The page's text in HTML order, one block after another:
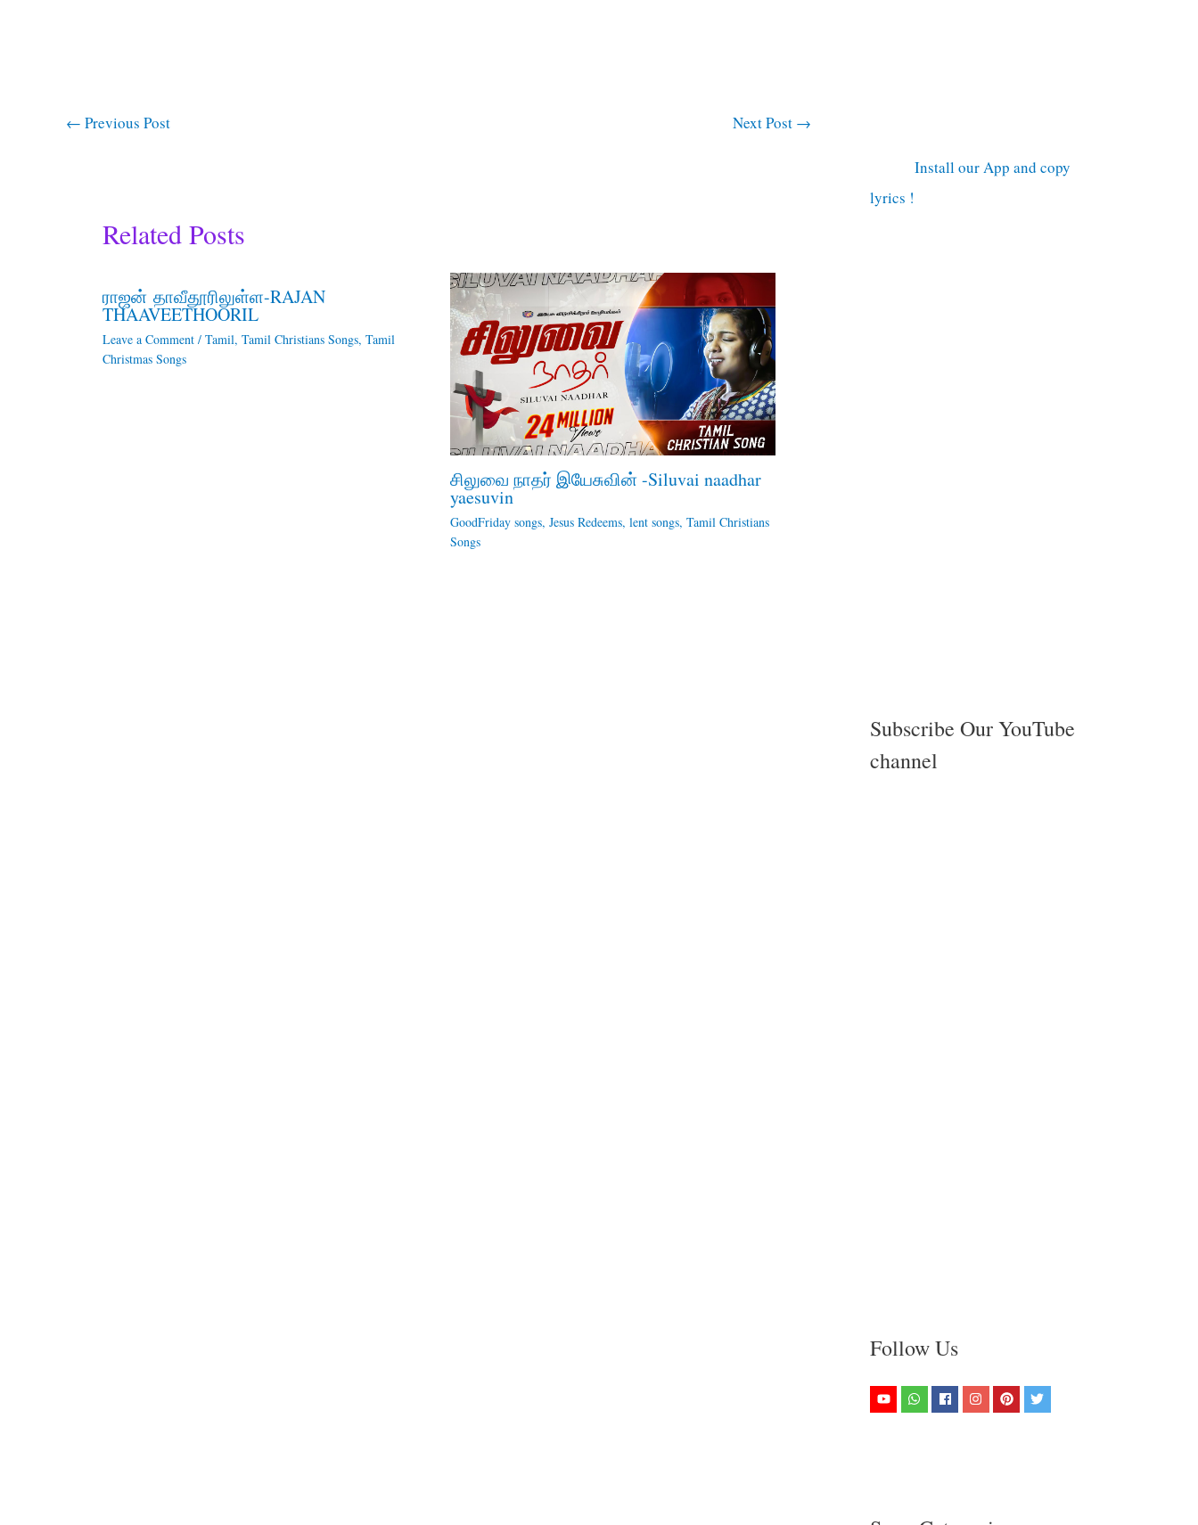
← Previous Post Next Post →
Related Posts
ராஜன் தாவீதூரிலுள்ள-RAJAN
THAAVEETHOORIL
Leave a Comment / Tamil, Tamil Christians Songs, Tamil
Christmas Songs
சிலுவை நாதர் இயேசுவின் -Siluvai naadhar
yaesuvin
GoodFriday songs, Jesus Redeems, lent songs, Tamil Christians
Songs
Install our App and copy
lyrics !
Subscribe Our YouTube
channel
Follow Us